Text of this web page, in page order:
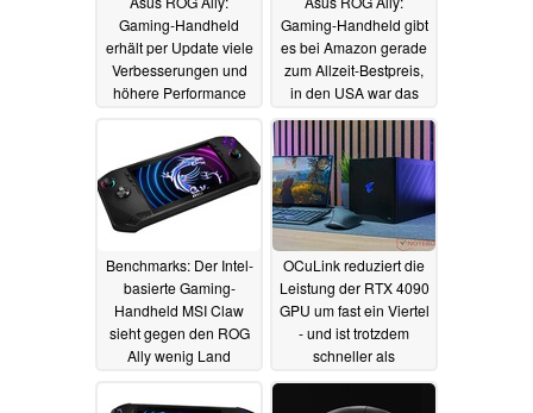
Gaming-Handheld
erhält per Update viele
Verbesserungen und
höhere Performance
Gaming-Handheld gibt
es bei Amazon gerade
zum Allzeit-Bestpreis,
in den USA war das
Modell günstiger als
01.04.2024
Benchmarks: Der Intel-
basierte Gaming-
Handheld MSI Claw
sieht gegen den ROG
Ally wenig Land
OCuLink reduziert die
Leistung der RTX 4090
GPU um fast ein Viertel
- und ist trotzdem
schneller als
Thunderbolt 3 und
USB401.02.2024